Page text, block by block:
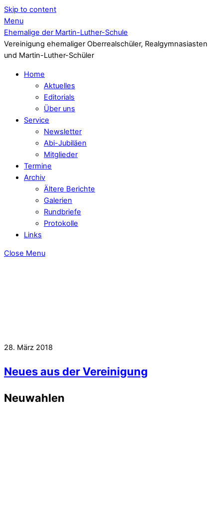
Skip to content
Menu
Ehemalige der Martin-Luther-Schule
Vereinigung ehemaliger Oberrealschüler, Realgymnasiasten
und Martin-Luther-Schüler
Home
Aktuelles
Editorials
Über uns
Service
Newsletter
Abi-Jubiläen
Mitglieder
Termine
Archiv
Ältere Berichte
Galerien
Rundbriefe
Protokolle
Links
Close Menu
28. März 2018
Neues aus der Vereinigung
Neuwahlen